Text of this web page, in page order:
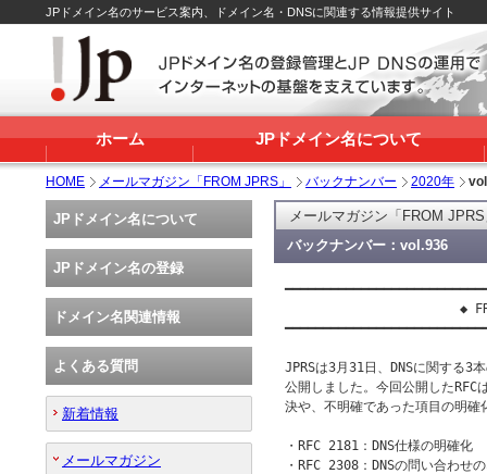
JPドメイン名のサービス案内、ドメイン名・DNSに関連する情報提供サイト
ホーム JPドメイン名について
HOME メールマガジン「FROM JPRS」 バックナンバー 2020年
メールマガジン「FROM
バックナンバー：vol.936
◆
JPRSは3月31日、DNSに関する
公開しました。今回公開したRFC
決や、不明確であった項目の明確
・RFC 2181：DNS仕様の明確化
・RFC 2308：DNSの問い合わせ
JPドメイン名について
JPドメイン名の登録
ドメイン名関連情報
よくある質問
新着情報
メールマガジン